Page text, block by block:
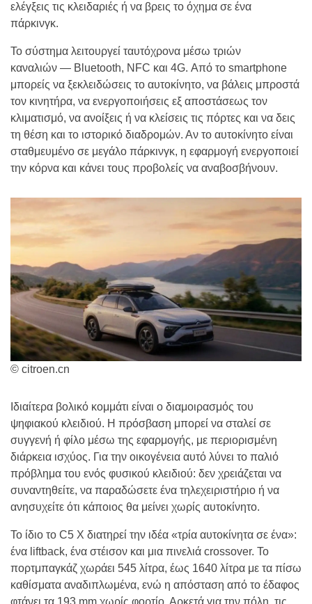
ελέγξεις τις κλειδαριές ή να βρεις το όχημα σε ένα
πάρκινγκ.
Το σύστημα λειτουργεί ταυτόχρονα μέσω τριών
καναλιών — Bluetooth, NFC και 4G. Από το smartphone
μπορείς να ξεκλειδώσεις το αυτοκίνητο, να βάλεις μπροστά
τον κινητήρα, να ενεργοποιήσεις εξ αποστάσεως τον
κλιματισμό, να ανοίξεις ή να κλείσεις τις πόρτες και να δεις
τη θέση και το ιστορικό διαδρομών. Αν το αυτοκίνητο είναι
σταθμευμένο σε μεγάλο πάρκινγκ, η εφαρμογή ενεργοποιεί
την κόρνα και κάνει τους προβολείς να αναβοσβήνουν.
© citroen.cn
Ιδιαίτερα βολικό κομμάτι είναι ο διαμοιρασμός του
ψηφιακού κλειδιού. Η πρόσβαση μπορεί να σταλεί σε
συγγενή ή φίλο μέσω της εφαρμογής, με περιορισμένη
διάρκεια ισχύος. Για την οικογένεια αυτό λύνει το παλιό
πρόβλημα του ενός φυσικού κλειδιού: δεν χρειάζεται να
συναντηθείτε, να παραδώσετε ένα τηλεχειριστήριο ή να
ανησυχείτε ότι κάποιος θα μείνει χωρίς αυτοκίνητο.
Το ίδιο το C5 X διατηρεί την ιδέα «τρία αυτοκίνητα σε ένα»:
ένα liftback, ένα στέισον και μια πινελιά crossover. Το
πορτμπαγκάζ χωράει 545 λίτρα, έως 1640 λίτρα με τα πίσω
καθίσματα αναδιπλωμένα, ενώ η απόσταση από το έδαφος